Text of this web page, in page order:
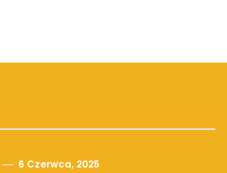
6 Czerwca, 2025